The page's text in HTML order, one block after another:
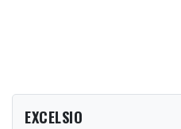
EXCELSIO